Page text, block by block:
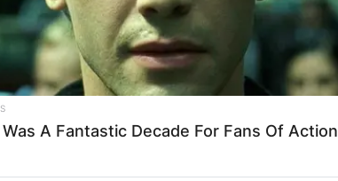
ковчег“
A Fantastic Decade For Fans Of Action